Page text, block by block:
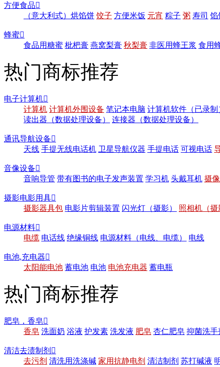
方便食品
（意大利式）烘馅饼 饺子 方便米饭 元宵 粽子 粥 寿司 馅
蜂蜜
食品用糖蜜 枇杷膏 燕窝梨膏 秋梨膏 非医用蜂王浆 食用
热门商标推荐
电子计算机
计算机 计算机外围设备 笔记本电脑 计算机软件（已录制
读出器（数据处理设备）
连接器（数据处理设备）
通讯导航设备
天线 手提无线电话机 卫星导航仪器 手提电话 可视电话
音像设备
音响导管 带有图书的电子发声装置 学习机 头戴耳机 摄
摄影电影用具
摄影器具包 电影片剪辑装置 闪光灯（摄影） 照相机（摄
电源材料
电缆 电话线 绝缘铜线 电源材料（电线、电缆） 电线
电池,充电器
太阳能电池 蓄电池 电池 电池充电器 蓄电瓶
热门商标推荐
肥皂，香皂
香皂 洗面奶 浴液 护发素 洗发液 肥皂 杏仁肥皂 抑菌洗手
清洁去渍制剂 
去污剂 清洗用洗涤碱 家用抗静电剂 清洁制剂 苏打碱液